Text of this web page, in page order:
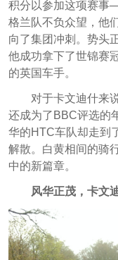
积分以参加这项赛事
格兰队不负众望，他
向了集团冲刺。势头
他成功拿下了世锦赛
的英国车手。
对于卡文迪什来
还成为了BBC评选的
华的HTC车队却走到
解散。白黄相间的骑
中的新篇章。
风华正茂，卡文